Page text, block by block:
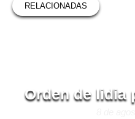
RELACIONADAS
Orden de lidia